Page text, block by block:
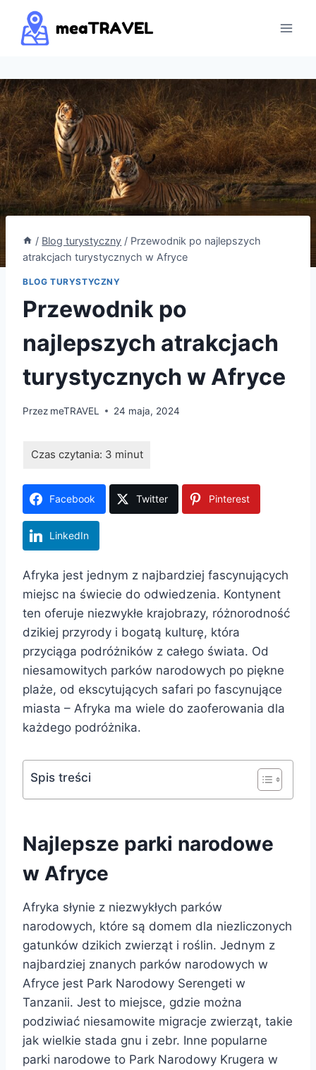
Przejdź
treści
/ Blog turystyczny / Przewodnik po najlepszych
atrakcjach turystycznych w Afryce
BLOG TURYSTYCZNY
Przewodnik po
najlepszych atrakcjach
turystycznych w Afryce
Przez meTRAVEL 24 maja, 2024
Facebook Twitter Pinterest
LinkedIn
Afryka jest jednym z najbardziej fascynujących
miejsc na świecie do odwiedzenia. Kontynent
ten oferuje niezwykłe krajobrazy, różnorodność
dzikiej przyrody i bogatą kulturę, która
przyciąga podróżników z całego świata. Od
niesamowitych parków narodowych po piękne
plaże, od ekscytujących safari po fascynujące
miasta – Afryka ma wiele do zaoferowania dla
każdego podróżnika.
Spis treści
Najlepsze parki narodowe
w Afryce
Afryka słynie z niezwykłych parków
narodowych, które są domem dla niezliczonych
gatunków dzikich zwierząt i roślin. Jednym z
najbardziej znanych parków narodowych w
Afryce jest Park Narodowy Serengeti w
Tanzanii. Jest to miejsce, gdzie można
podziwiać niesamowite migracje zwierząt, takie
jak wielkie stada gnu i zebr. Inne popularne
parki narodowe to Park Narodowy Krugera w